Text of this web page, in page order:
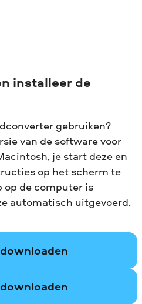
installeer de
gebruiken?
van de software voor
je start deze en
op het scherm te
op de computer is
automatisch uitgevoerd.